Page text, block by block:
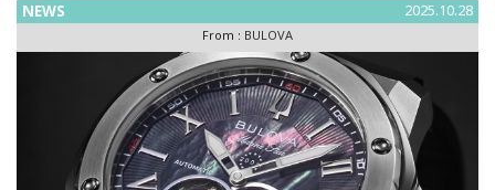
NEWS 2025.10.28
From : BULOVA